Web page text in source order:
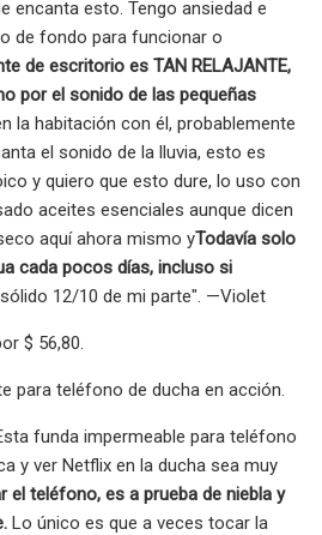
encanta esto. Tengo ansiedad e
de fondo para funcionar o
de escritorio es TAN RELAJANTE,
por el sonido de las pequeñas
la habitación con él, probablemente
el sonido de la lluvia, esto es
y quiero que esto dure, lo uso con
aceites esenciales aunque dicen
aquí ahora mismo yTodavía solo
cada pocos días, incluso si
12/10 de mi parte". —Violet
$ 56,80.
para teléfono de ducha en acción.
funda impermeable para teléfono
y ver Netflix en la ducha sea muy
el teléfono, es a prueba de niebla y
Lo único es que a veces tocar la